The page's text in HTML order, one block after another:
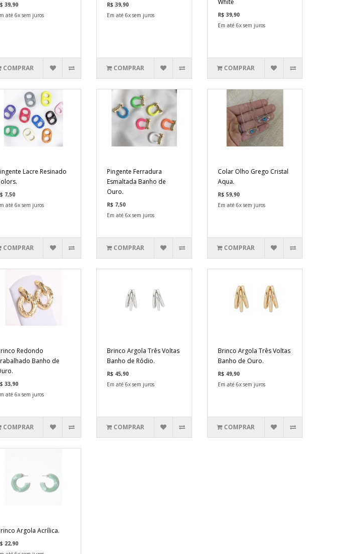
39,90
até 6x sem juros
COMPRAR
R$ 39,90
Em até 6x sem juros
COMPRAR
White
R$ 39,90
Em até 6x sem juros
COMPRAR
Lacre Resinado
7,50
até 6x sem juros
COMPRAR
Pingente Ferradura
Esmaltada Banho de
Ouro.
R$ 7,50
Em até 6x sem juros
COMPRAR
Colar Olho Grego Cristal
Aqua.
R$ 59,90
Em até 6x sem juros
COMPRAR
Redondo
Banho de
33,90
até 6x sem juros
COMPRAR
Brinco Argola Três Voltas
Banho de Ródio.
R$ 45,90
Em até 6x sem juros
COMPRAR
Brinco Argola Três Voltas
Banho de Ouro.
R$ 49,90
Em até 6x sem juros
COMPRAR
Argola Acrílica.
22,90